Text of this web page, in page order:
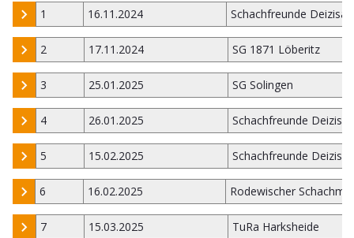
1 16.11.2024 Schachfreunde Deizisau
2 17.11.2024 SG 1871 Löberitz
3 25.01.2025 SG Solingen
4 26.01.2025 Schachfreunde
5 15.02.2025 Schachfreunde
6 16.02.2025 Rodewischer
7 15.03.2025 TuRa Harksheide